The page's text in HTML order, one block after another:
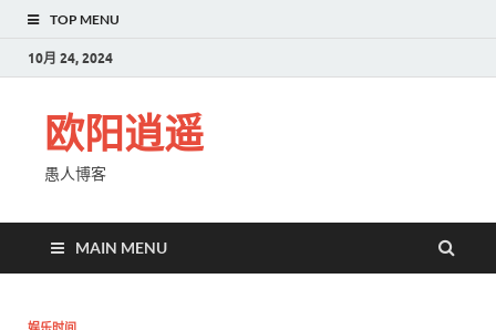
TOP MENU
10月 24, 2024
欧阳逍遥
愚人博客
MAIN MENU